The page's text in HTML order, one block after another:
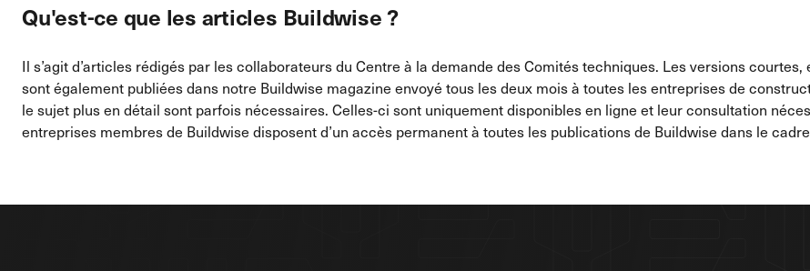
Qu'est-ce que les articles Buildwise ?
Il s’agit d’articles rédigés par les collaborateurs du Centre à la demande des Comités techniques. Les versions
sont également publiées dans notre Buildwise magazine envoyé tous les deux mois à toutes les entreprises de
le sujet plus en détail sont parfois nécessaires. Celles-ci sont uniquement disponibles en ligne et leur consultation
entreprises membres de Buildwise disposent d’un accès permanent à toutes les publications de Buildwise dans le